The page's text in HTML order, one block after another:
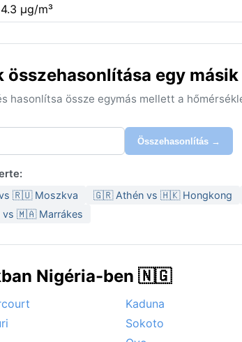
µg/m³
egy másik
hasonlítsa össze egymás mellett a
Összehasonlítás →
🇷🇺 Moszkva 🇬🇷 Athén vs 🇭🇰 Hongkong
🇲🇦 Marrákes
Nigéria-ben 🇳🇬
Kaduna
Sokoto